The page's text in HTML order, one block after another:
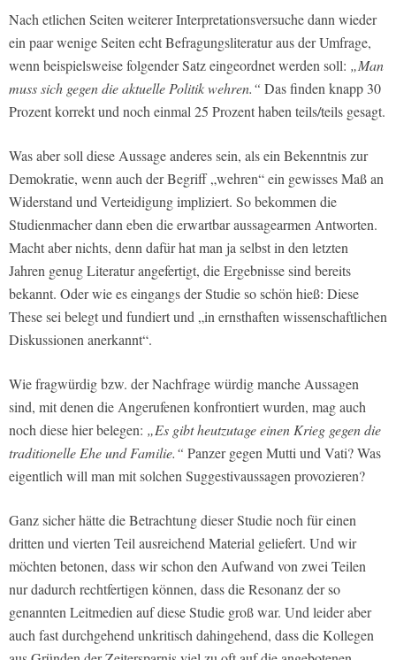
Nach etlichen Seiten weiterer Interpretationsversuche dann wieder
ein paar wenige Seiten echt Befragungsliteratur aus der Umfrage,
wenn beispielsweise folgender Satz eingeordnet werden soll: „Man
muss sich gegen die aktuelle Politik wehren.“ Das finden knapp 30
Prozent korrekt und noch einmal 25 Prozent haben teils/teils gesagt.
Was aber soll diese Aussage anderes sein, als ein Bekenntnis zur
Demokratie, wenn auch der Begriff „wehren“ ein gewisses Maß an
Widerstand und Verteidigung impliziert. So bekommen die
Studienmacher dann eben die erwartbar aussagearmen Antworten.
Macht aber nichts, denn dafür hat man ja selbst in den letzten
Jahren genug Literatur angefertigt, die Ergebnisse sind bereits
bekannt. Oder wie es eingangs der Studie so schön hieß: Diese
These sei belegt und fundiert und „in ernsthaften wissenschaftlichen
Diskussionen anerkannt“.
Wie fragwürdig bzw. der Nachfrage würdig manche Aussagen
sind, mit denen die Angerufenen konfrontiert wurden, mag auch
noch diese hier belegen: „Es gibt heutzutage einen Krieg gegen die
traditionelle Ehe und Familie.“ Panzer gegen Mutti und Vati? Was
eigentlich will man mit solchen Suggestivaussagen provozieren?
Ganz sicher hätte die Betrachtung dieser Studie noch für einen
dritten und vierten Teil ausreichend Material geliefert. Und wir
möchten betonen, dass wir schon den Aufwand von zwei Teilen
nur dadurch rechtfertigen können, dass die Resonanz der so
genannten Leitmedien auf diese Studie groß war. Und leider aber
auch fast durchgehend unkritisch dahingehend, dass die Kollegen